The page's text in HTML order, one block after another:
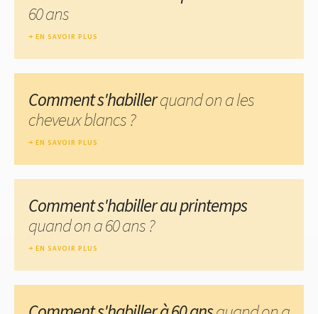
60 ans
EN SAVOIR PLUS
Comment s'habillerquand on a les
cheveux blancs ?
EN SAVOIR PLUS
Comment s'habiller au printemps
quand on a 60 ans ?
EN SAVOIR PLUS